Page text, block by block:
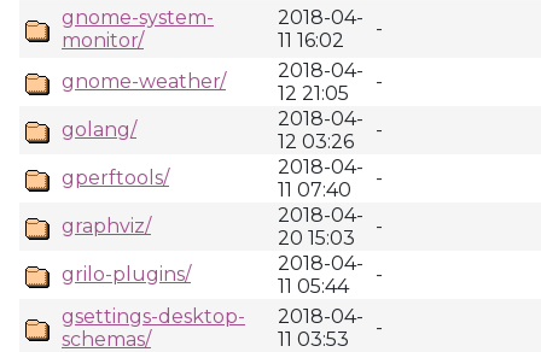
gnome-system-
monitor/
2018-04-
11 16:02
-
gnome-weather/
2018-04-
12 21:05
-
golang/
2018-04-
12 03:26
-
gperftools/
2018-04-
11 07:40
-
graphviz/
2018-04-
20 15:03
-
grilo-plugins/
2018-04-
11 05:44
-
gsettings-desktop-
schemas/
2018-04-
11 03:53
-